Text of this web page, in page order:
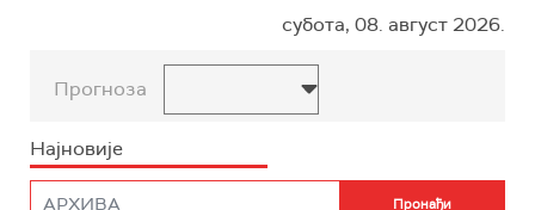
субота, 08. август 2026.
Прогноза
Најновије